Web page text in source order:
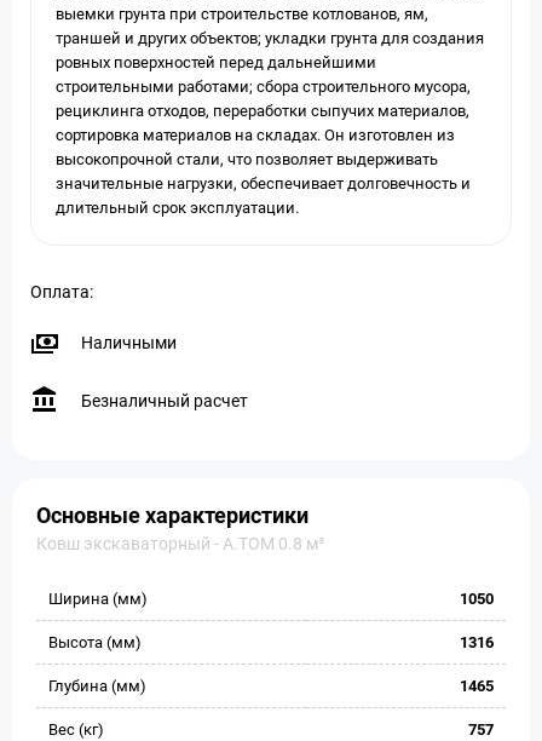
выемки грунта при строительстве котлованов, ям,
траншей и других объектов; укладки грунта для создания
ровных поверхностей перед дальнейшими
строительными работами; сбора строительного мусора,
рециклинга отходов, переработки сыпучих материалов,
сортировка материалов на складах. Он изготовлен из
высокопрочной стали, что позволяет выдерживать
значительные нагрузки, обеспечивает долговечность и
длительный срок эксплуатации.
Оплата:
Наличными
Безналичный расчет
Основные характеристики
Ковш экскаваторный - A.TOM 0.8 м³
Ширина (мм) 1050
Высота (мм) 1316
Глубина (мм) 1465
Вес (кг) 757